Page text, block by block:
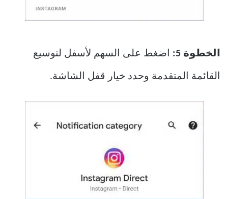
الخطوة 5: اضغط على السهم لأسفل لتوسيع
القائمة المتقدمة وحدد خيار قفل الشاشة.